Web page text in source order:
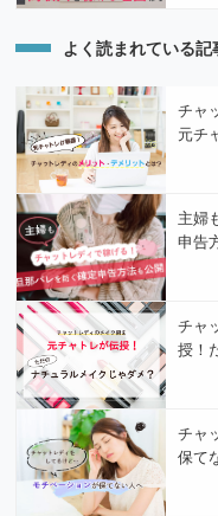
よく読まれている記
チャ
元チ
主婦
申告
チャ
授！
チャ
保て